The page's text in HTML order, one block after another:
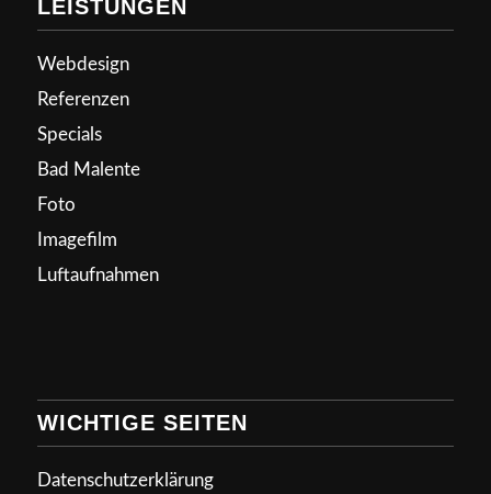
LEISTUNGEN
Webdesign
Referenzen
Specials
Bad Malente
Foto
Imagefilm
Luftaufnahmen
WICHTIGE SEITEN
Datenschutzerklärung